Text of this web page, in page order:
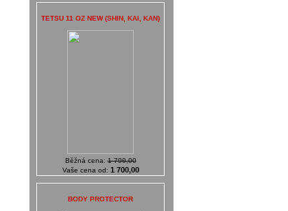
TETSU 11 OZ NEW (SHIN, KAI, KAN)
Běžná cena:1 799,00
Vaše cena od: 1 700,00
BODY PROTECTOR